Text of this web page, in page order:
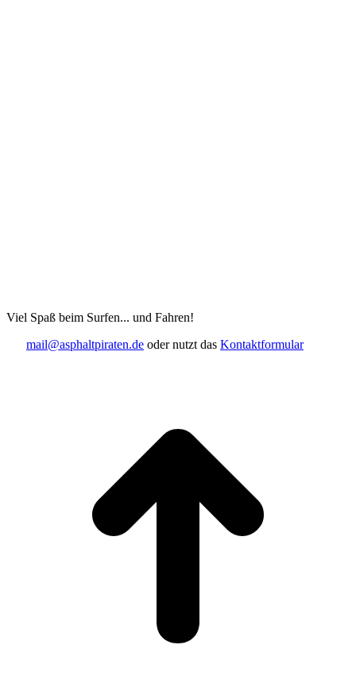
Viel Spaß beim Surfen... und Fahren!
mail@asphaltpiraten.de oder nutzt das Kontaktformular